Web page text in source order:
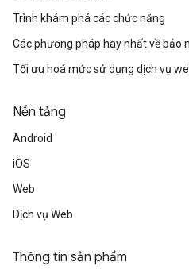
Trình khám phá các chức năng
Các phương pháp hay nhất về bảo
Tối ưu hoá mức sử dụng dịch vụ
Nền tảng
Android
iOS
Web
Dịch vụ Web
Thông tin sản phẩm